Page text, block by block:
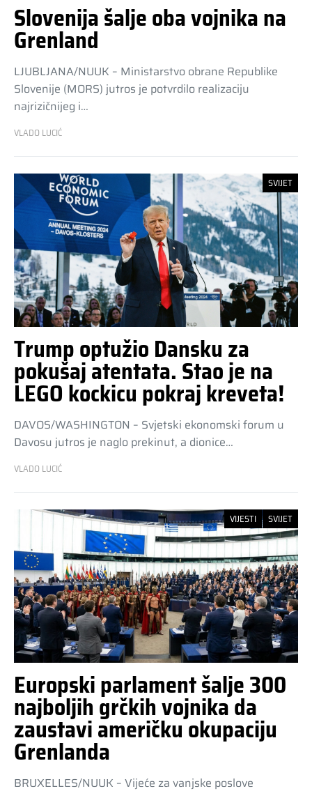
Slovenija šalje oba vojnika na
Grenland
LJUBLJANA/NUUK – Ministarstvo obrane Republike
Slovenije (MORS) jutros je potvrdilo realizaciju
najrizičnijeg i…
VLADO LUCIĆ
SVIJET
Trump optužio Dansku za
pokušaj atentata. Stao je na
LEGO kockicu pokraj kreveta!
DAVOS/WASHINGTON – Svjetski ekonomski forum u
Davosu jutros je naglo prekinut, a dionice…
VLADO LUCIĆ
VIJESTI SVIJET
Europski parlament šalje 300
najboljih grčkih vojnika da
zaustavi američku okupaciju
Grenlanda
BRUXELLES/NUUK – Vijeće za vanjske poslove